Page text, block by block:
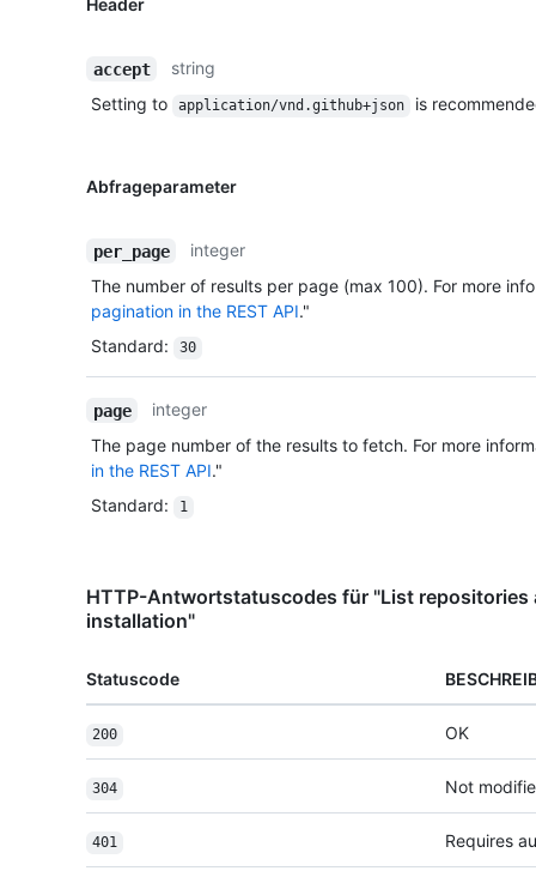
Header
accept
string
Setting to
application/vnd.github+json is
Abfrageparameter
per_page
integer
The number of results per page (max 100). For more
pagination in the REST API."
Standard: 30
page
integer
The page number of the results to fetch. For more
in the REST API."
Standard: 1
HTTP-Antwortstatuscodes für "List repositories
installation"
Statuscode
200 OK
304 Not
401 Requires